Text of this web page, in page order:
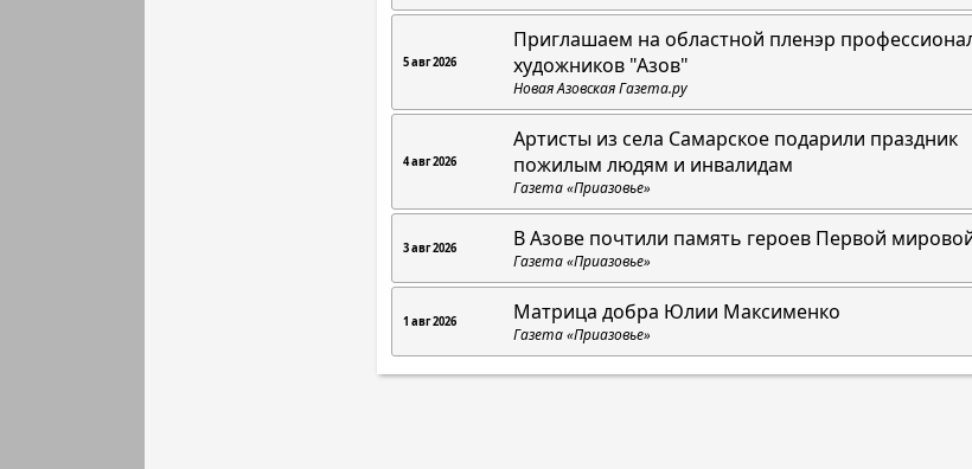
5 авг 2026
Приглашаем на областной пленэр
художников "Азов"
Новая Азовская Газета.ру
4 авг 2026
Артисты из села Самарское подарили праздник
пожилым людям и инвалидам
Газета «Приазовье»
3 авг 2026 В Азове почтили память героев Первой
Газета «Приазовье»
1 авг 2026 Матрица добра Юлии Максименко
Газета «Приазовье»